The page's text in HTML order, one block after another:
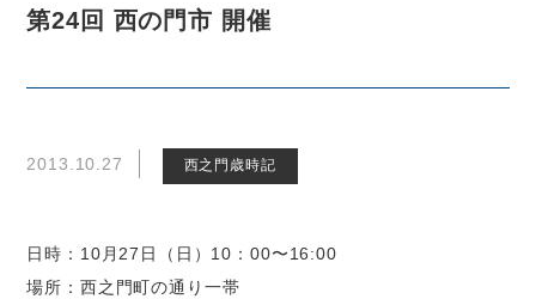
第24回 西の門市 開催
2013.10.27 西之門歳時記
日時：10月27日（日）10：00〜16:00
場所：西之門町の通り一帯